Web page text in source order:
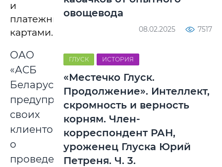
и
платежными
картами.
ОАО
«АСБ
Беларусбанк»
предупредил
своих
клиентов
о
проведения
овощевода
08.02.2025 7517
ГЛУСК ИСТОРИЯ
«Местечко Глуск.
Продолжение». Интеллект,
скромность и верность
корням. Член-
корреспондент РАН,
уроженец Глуска Юрий
Петреня. Ч. 3.